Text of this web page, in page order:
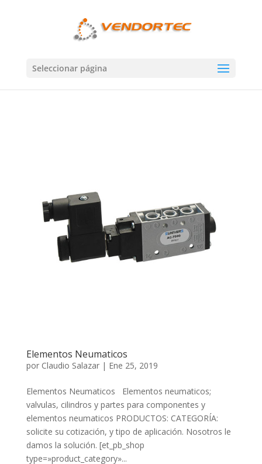
Seleccionar página
Elementos Neumaticos
por Claudio Salazar| Ene 25, 2019
Elementos Neumaticos Elementos neumaticos;
valvulas, cilindros y partes para componentes y
elementos neumaticos PRODUCTOS: CATEGORÍA:
solicite su cotización, y tipo de aplicación. Nosotros le
damos la solución. [et_pb_shop
type=»product_category»...